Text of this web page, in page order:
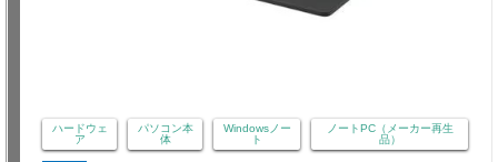
ハードウェ
ア
パソコン本
体
Windowsノー
ト
ノートPC（メーカー再生
品）